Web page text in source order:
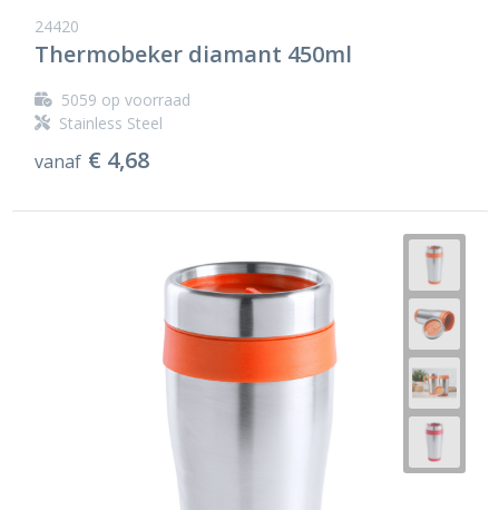
24420
Thermobeker diamant 450ml
5059 op voorraad
Stainless Steel
vanaf € 4,68